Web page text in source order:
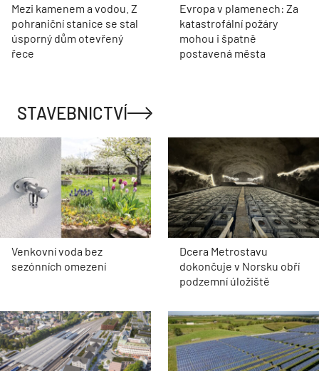
Mezi kamenem a vodou. Z
pohraniční stanice se stal
úsporný dům otevřený
řece
Evropa v plamenech: Za
katastrofální požáry
mohou i špatně
postavená města
STAVEBNICTVÍ
Venkovní voda bez
sezónních omezení
Dcera Metrostavu
dokončuje v Norsku obří
podzemní úložiště